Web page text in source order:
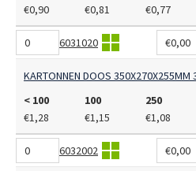
€0,90
€0,81 €0,77
6031020 €0,00
KARTONNEN DOOS 350X270X255MM
< 100
100 250
€1,28
€1,15 €1,08
6032002 €0,00